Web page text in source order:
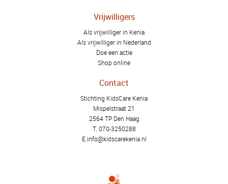
Vrijwilligers
Als vrijwilliger in Kenia
Als vrijwilliger in Nederland
Doe een actie
Shop online
Contact
Stichting KidsCare Kenia
Mispelstraat 21
2564 TP Den Haag
T. 070-3250288
E. info@kidscarekenia.nl